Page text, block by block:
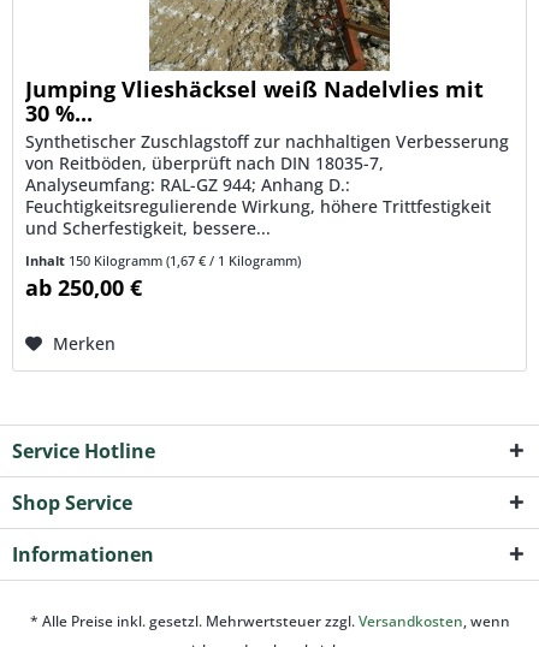
Jumping Vlieshäcksel weiß Nadelvlies mit
30 %...
Synthetischer Zuschlagstoff zur nachhaltigen Verbesserung
von Reitböden, überprüft nach DIN 18035-7,
Analyseumfang: RAL-GZ 944; Anhang D.:
Feuchtigkeitsregulierende Wirkung, höhere Trittfestigkeit
und Scherfestigkeit, bessere...
Inhalt 150 Kilogramm(1,67 € / 1 Kilogramm)
ab 250,00 €
Merken
Service Hotline
Shop Service
Informationen
* Alle Preise inkl. gesetzl. Mehrwertsteuer zzgl.Versandkosten, wenn